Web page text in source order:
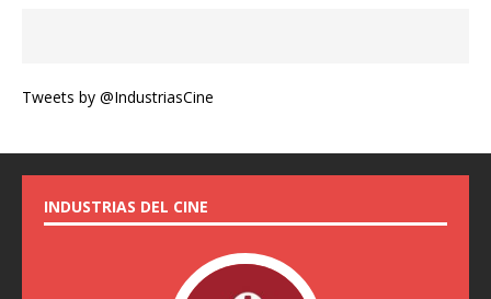
Tweets by @IndustriasCine
INDUSTRIAS DEL CINE